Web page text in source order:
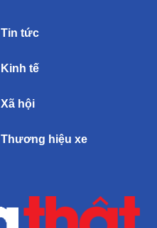
Tin tức
Kinh tế
Xã hội
Thương hiệu xe